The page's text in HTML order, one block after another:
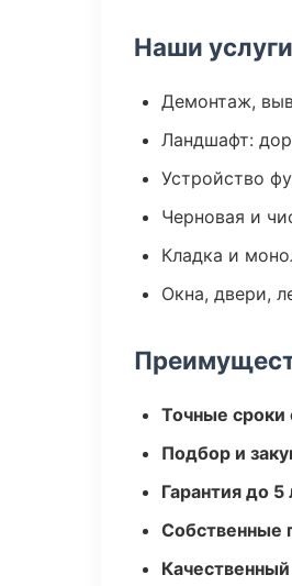
Наши услуги
Демонтаж,
Ландшафт:
Устройство
Черновая и
Кладка и
Окна, двери,
Точные сроки
Подбор и
Гарантия до
Собственные